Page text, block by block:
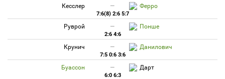
Кесслер — Ферро
7:6(8) 2:6 5:7
Руврой — Понше
2:6 4:6
Крунич — Данилович
7:5 0:6 3:6
Буассон — Дарт
6:0 6:3